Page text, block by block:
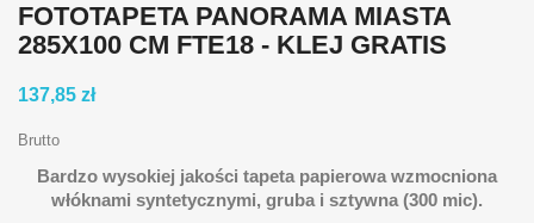
FOTOTAPETA PANORAMA MIASTA
285X100 CM FTE18 - KLEJ GRATIS
137,85 zł
Brutto
Bardzo wysokiej jakości tapeta papierowa wzmocniona
włóknami syntetycznymi, gruba i sztywna (300 mic).